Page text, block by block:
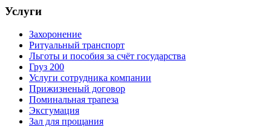
Услуги
Захоронение
Ритуальный транспорт
Льготы и пособия за счёт государства
Груз 200
Услуги сотрудника компании
Прижизненый договор
Поминальная трапеза
Эксгумация
Зал для прощания